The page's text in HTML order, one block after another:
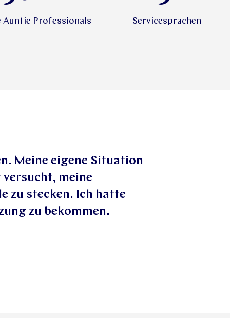
Auntie Professionals Servicesprachen
Meine eigene Situation
meine
zu stecken. Ich hatte
zu bekommen.